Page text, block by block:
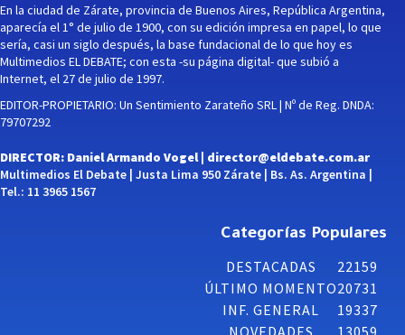
En la ciudad de Zárate, provincia de Buenos Aires, República Argentina,
aparecía el 1° de julio de 1900, con su edición impresa en papel, lo que
sería, casi un siglo después, la base fundacional de lo que hoy es
Multimedios EL DEBATE; con esta -su página digital- que subió a
Internet, el 27 de julio de 1997.
EDITOR-PROPIETARIO: Un Sentimiento Zarateño SRL | Nº de Reg. DNDA:
79707292
DIRECTOR: Daniel Armando Vogel | director@eldebate.com.ar
Multimedios El Debate | Justa Lima 950 Zárate | Bs. As. Argentina |
Tel.: 11 3965 1567
Categorías Populares
DESTACADAS
22159
ÚLTIMO MOMENTO20731
INF. GENERAL
19337
NOVEDADES
13059